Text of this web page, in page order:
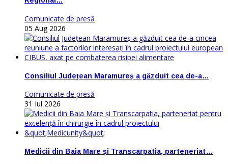
Comunicate de presă
05 Aug 2026
Consiliul Județean Maramureș a găzduit cea de-a…
Comunicate de presă
31 Iul 2026
Medicii din Baia Mare și Transcarpatia, parteneriat…